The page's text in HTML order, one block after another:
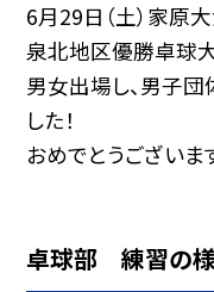
6月29日（土）家原
泉北地区優勝卓球
男女出場し、男子
した！
おめでとうございま
卓球部 練習の